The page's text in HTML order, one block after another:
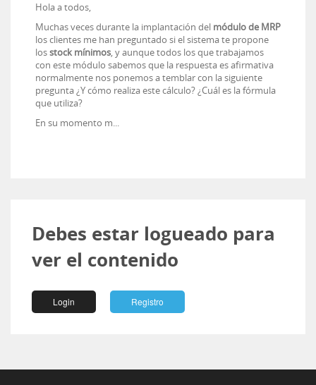
Hola a todos,
Muchas veces durante la implantación del módulo de MRP
los clientes me han preguntado si el sistema te propone
losstock mínimos, y aunque todos los que trabajamos
con este módulo sabemos que la respuesta es afirmativa
normalmente nos ponemos a temblar con la siguiente
pregunta ¿Y cómo realiza este cálculo? ¿Cuál es la fórmula
que utiliza?
En su momento m...
Debes estar logueado para
ver el contenido
Login Registro